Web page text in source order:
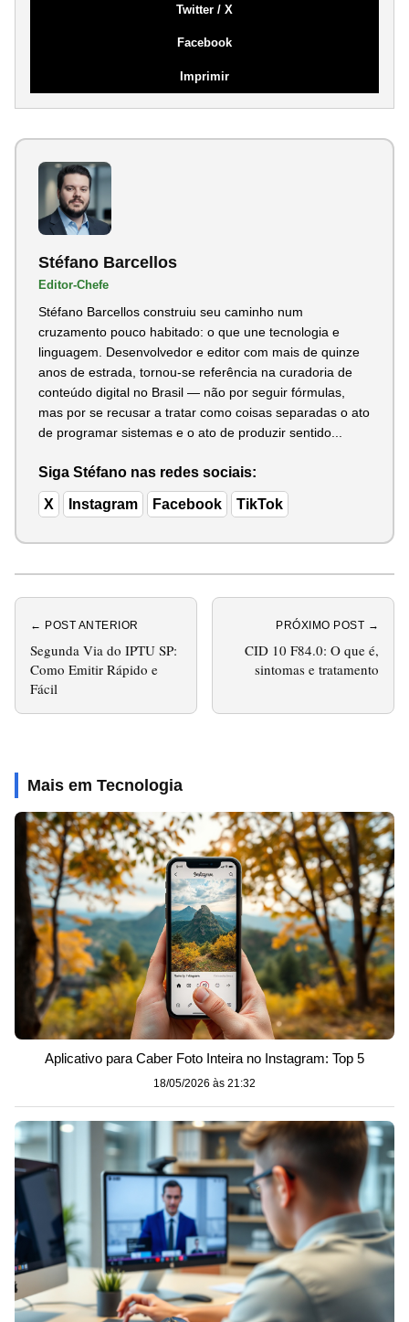
Twitter / X
Facebook
Imprimir
Stéfano Barcellos
Editor-Chefe
Stéfano Barcellos construiu seu caminho num
cruzamento pouco habitado: o que une tecnologia e
linguagem. Desenvolvedor e editor com mais de quinze
anos de estrada, tornou-se referência na curadoria de
conteúdo digital no Brasil — não por seguir fórmulas,
mas por se recusar a tratar como coisas separadas o ato
de programar sistemas e o ato de produzir sentido...
Siga Stéfano nas redes sociais:
X Instagram Facebook TikTok
← POST ANTERIOR
Segunda Via do IPTU SP:
Como Emitir Rápido e
Fácil
PRÓXIMO POST →
CID 10 F84.0: O que é,
sintomas e tratamento
Mais em Tecnologia
Aplicativo para Caber Foto Inteira no Instagram: Top 5
18/05/2026 às 21:32